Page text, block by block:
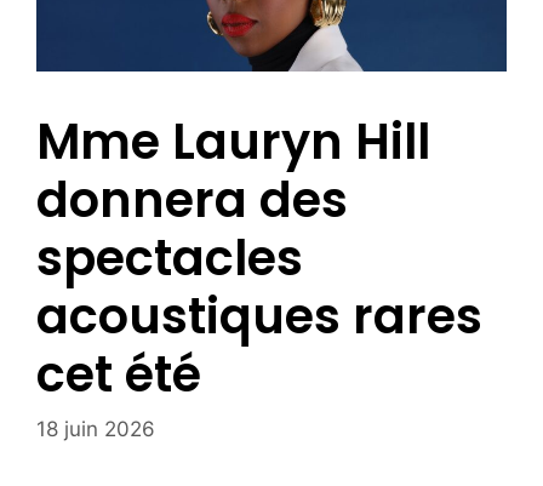
Mme Lauryn Hill
donnera des
spectacles
acoustiques rares
cet été
18 juin 2026